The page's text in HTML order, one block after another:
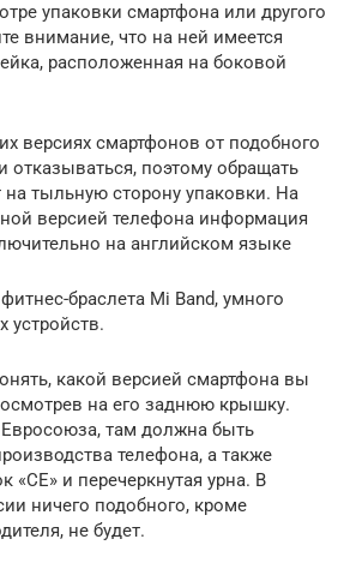
упаковки смартфона или другого
внимание, что на ней имеется
расположенная на боковой
версиях смартфонов от подобного
отказываться, поэтому обращать
на тыльную сторону упаковки. На
версией телефона информация
на английском языке
браслета Mi Band, умного
устройств.
какой версией смартфона вы
на его заднюю крышку.
там должна быть
телефона, а также
«CE» и перечеркнутая урна. В
ничего подобного, кроме
не будет.